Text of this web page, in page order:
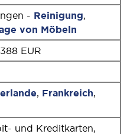
- Reinigung,
von Möbeln
EUR
, Frankreich,
und Kreditkarten,